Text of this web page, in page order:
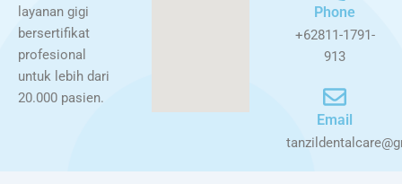
layanan gigi
bersertifikat
profesional
untuk lebih dari
20.000 pasien.
Phone
+62811-1791-
913
Email